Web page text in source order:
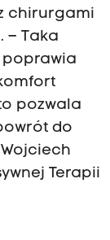
chirurgami
– Taka
pozwala
do
Terapii